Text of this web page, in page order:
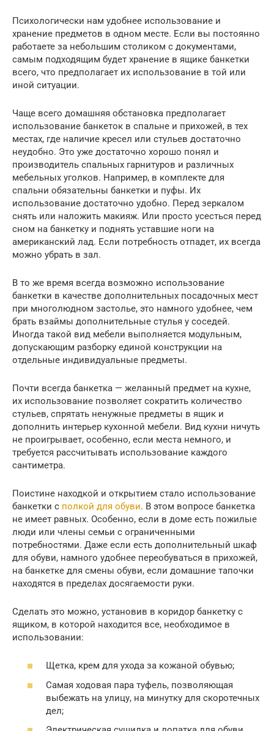
Психологически нам удобнее использование и
хранение предметов в одном месте. Если вы постоянно
работаете за небольшим столиком с документами,
самым подходящим будет хранение в ящике банкетки
всего, что предполагает их использование в той или
иной ситуации.
Чаще всего домашняя обстановка предполагает
использование банкеток в спальне и прихожей, в тех
местах, где наличие кресел или стульев достаточно
неудобно. Это уже достаточно хорошо понял и
производитель спальных гарнитуров и различных
мебельных уголков. Например, в комплекте для
спальни обязательны банкетки и пуфы. Их
использование достаточно удобно. Перед зеркалом
снять или наложить макияж. Или просто усесться перед
сном на банкетку и поднять уставшие ноги на
американский лад. Если потребность отпадет, их всегда
можно убрать в зал.
В то же время всегда возможно использование
банкетки в качестве дополнительных посадочных мест
при многолюдном застолье, это намного удобнее, чем
брать взаймы дополнительные стулья у соседей.
Иногда такой вид мебели выполняется модульным,
допускающим разборку единой конструкции на
отдельные индивидуальные предметы.
Почти всегда банкетка — желанный предмет на кухне,
их использование позволяет сократить количество
стульев, спрятать ненужные предметы в ящик и
дополнить интерьер кухонной мебели. Вид кухни ничуть
не проигрывает, особенно, если места немного, и
требуется рассчитывать использование каждого
сантиметра.
Поистине находкой и открытием стало использование
банкетки с полкой для обуви. В этом вопросе банкетка
не имеет равных. Особенно, если в доме есть пожилые
люди или члены семьи с ограниченными
потребностями. Даже если есть дополнительный шкаф
для обуви, намного удобнее переобуваться в прихожей,
на банкетке для смены обуви, если домашние тапочки
находятся в пределах досягаемости руки.
Сделать это можно, установив в коридор банкетку с
ящиком, в которой находится все, необходимое в
использовании:
Щетка, крем для ухода за кожаной обувью;
Самая ходовая пара туфель, позволяющая
выбежать на улицу, на минутку для скоротечных
дел;